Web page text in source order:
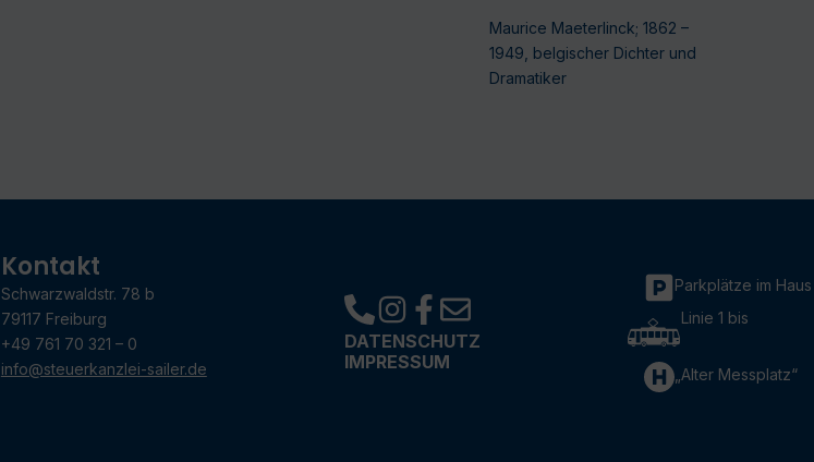
Maurice Maeterlinck; 1862 –
1949, belgischer Dichter und
Dramatiker
Kontakt
Schwarzwaldstr. 78 b
79117 Freiburg
+49 761 70 321 – 0
info@steuerkanzlei-sailer.de
DATENSCHUTZ
IMPRESSUM
Parkplätze im Haus
Linie 1 bis
„Alter Messplatz“